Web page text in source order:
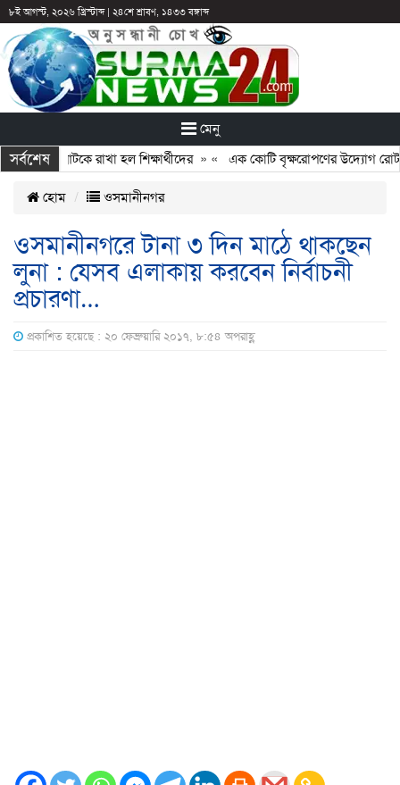
৮ই আগস্ট, ২০২৬ খ্রিস্টাব্দ| ২৪শে শ্রাবণ, ১৪৩৩ বঙ্গাব্দ
মেনু
সর্বশেষ
পরও আটকে রাখা হল শিক্ষার্থীদের» «এক কোটি বৃক্ষরোপণের উদ্যোগ
হোম ওসমানীনগর
ওসমানীনগরে টানা ৩ দিন মাঠে থাকছেন
লুনা : যেসব এলাকায় করবেন নির্বাচনী
প্রচারণা…
প্রকাশিত হয়েছে : ২০ ফেব্রুয়ারি ২০১৭, ৮:৫৪ অপরাহ্ণ